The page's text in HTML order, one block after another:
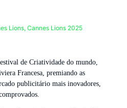
Lions, Cannes Lions 2025
de Criatividade do mundo,
Francesa, premiando as
publicitário mais inovadores,